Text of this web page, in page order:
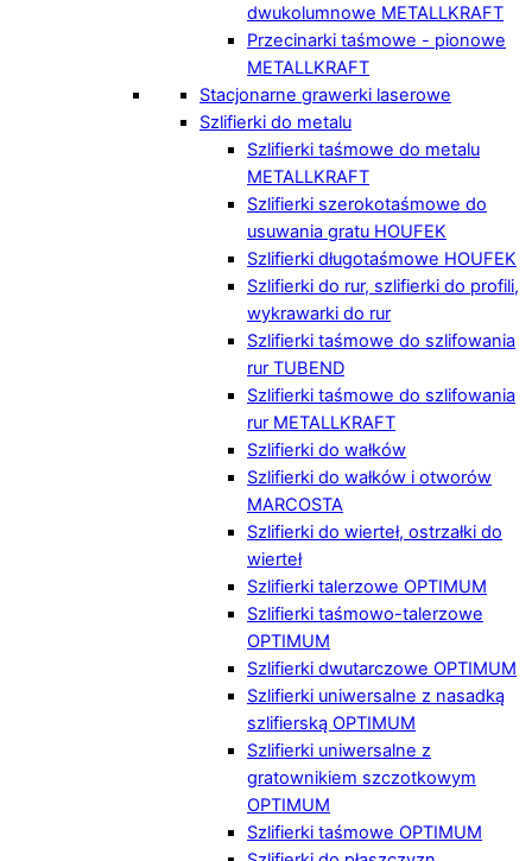
dwukolumnowe METALLKRAFT
Przecinarki taśmowe - pionowe
METALLKRAFT
Stacjonarne grawerki laserowe
Szlifierki do metalu
Szlifierki taśmowe do metalu
METALLKRAFT
Szlifierki szerokotaśmowe do
usuwania gratu HOUFEK
Szlifierki długotaśmowe HOUFEK
Szlifierki do rur, szlifierki do profili,
wykrawarki do rur
Szlifierki taśmowe do szlifowania
rur TUBEND
Szlifierki taśmowe do szlifowania
rur METALLKRAFT
Szlifierki do wałków
Szlifierki do wałków i otworów
MARCOSTA
Szlifierki do wierteł, ostrzałki do
wierteł
Szlifierki talerzowe OPTIMUM
Szlifierki taśmowo-talerzowe
OPTIMUM
Szlifierki dwutarczowe OPTIMUM
Szlifierki uniwersalne z nasadką
szlifierską OPTIMUM
Szlifierki uniwersalne z
gratownikiem szczotkowym
OPTIMUM
Szlifierki taśmowe OPTIMUM